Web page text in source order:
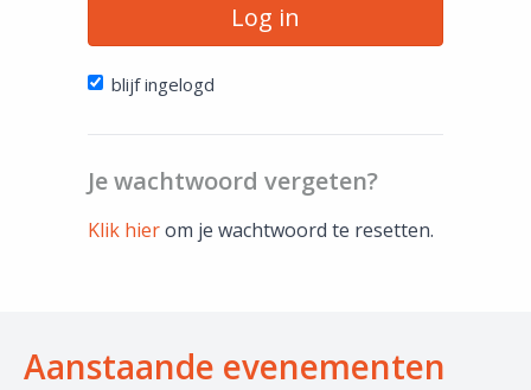
Log in
blijf ingelogd
Je wachtwoord vergeten?
Klik hierom je wachtwoord te resetten.
Aanstaande evenementen